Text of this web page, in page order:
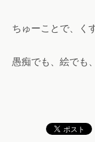
ちゅーことで、く
愚痴でも、絵でも